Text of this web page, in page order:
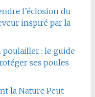
l’éclosion du
inspiré par la
: le guide
ses poules
la Nature Peut